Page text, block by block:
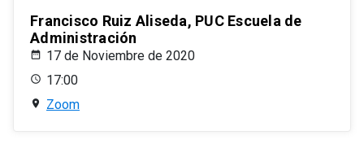
Francisco Ruiz Aliseda, PUC Escuela de
Administración
17 de Noviembre de 2020
17:00
Zoom